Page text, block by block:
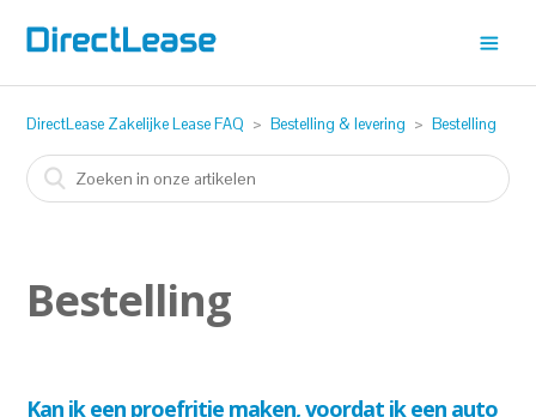
DirectLease Zakelijke Lease FAQ Bestelling & levering Bestelling
Bestelling
Kan ik een proefritje maken, voordat ik een auto